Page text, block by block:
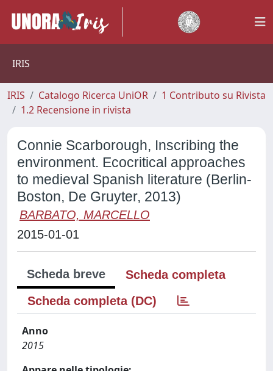
IRIS
IRIS Catalogo Ricerca UniOR
1 Contributo su Rivista
1.2 Recensione in rivista
Connie Scarborough, Inscribing the
environment. Ecocritical approaches
to medieval Spanish literature (Berlin-
Boston, De Gruyter, 2013)
BARBATO, MARCELLO
2015-01-01
Scheda breve
Scheda completa
Scheda completa (DC)
Anno
2015